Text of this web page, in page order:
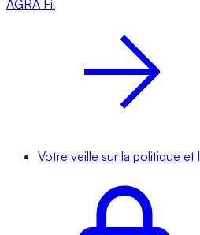
AGRA Fil
Votre veille sur la politique